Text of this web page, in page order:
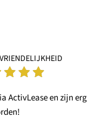
ActivLease en zijn erg